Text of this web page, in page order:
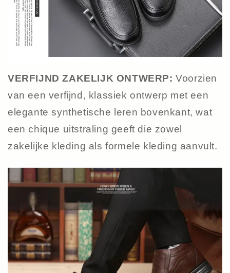
VERFIJND ZAKELIJK ONTWERP:Voorzien
van een verfijnd, klassiek ontwerp met een
elegante synthetische leren bovenkant, wat
een chique uitstraling geeft die zowel
zakelijke kleding als formele kleding aanvult.